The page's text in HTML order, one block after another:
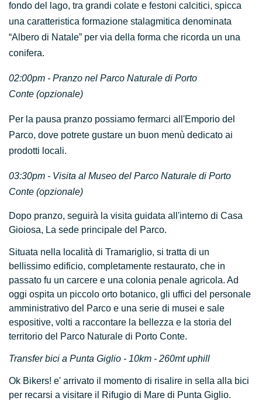
fondo del lago, tra grandi colate e festoni calcitici, spicca
una caratteristica formazione stalagmitica denominata
“Albero di Natale” per via della forma che ricorda un una
conifera.
02:00pm - Pranzo nel Parco Naturale di Porto
Conte (opzionale)
Per la pausa pranzo possiamo fermarci all'Emporio del
Parco, dove potrete gustare un buon menù dedicato ai
prodotti locali.
03:30pm - Visita al Museo del Parco Naturale di Porto
Conte (opzionale)
Dopo pranzo, seguirà la visita guidata all'interno di Casa
Gioiosa, La sede principale del Parco.
Situata nella località di Tramariglio, si tratta di un
bellissimo edificio, completamente restaurato, che in
passato fu un carcere e una colonia penale agricola. Ad
oggi ospita un piccolo orto botanico, gli uffici del personale
amministrativo del Parco e una serie di musei e sale
espositive, volti a raccontare la bellezza e la storia del
territorio del Parco Naturale di Porto Conte.
Transfer bici a Punta Giglio - 10km - 260mt uphill
Ok Bikers! e' arrivato il momento di risalire in sella alla bici
per recarsi a visitare il Rifugio di Mare di Punta Giglio.